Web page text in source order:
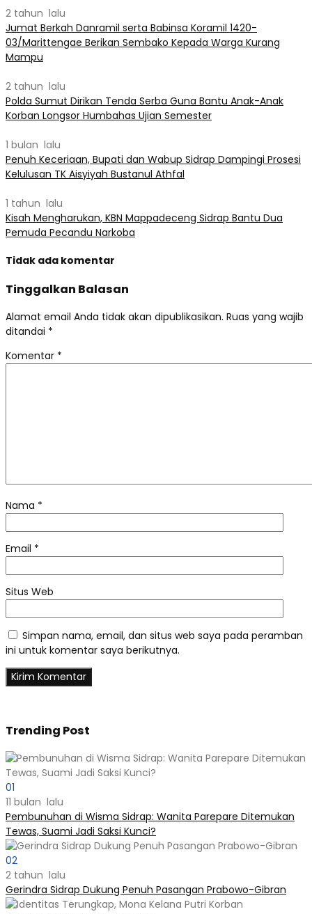
2 tahun lalu
Jumat Berkah Danramil serta Babinsa Koramil 1420-
03/Marittengae Berikan Sembako Kepada Warga Kurang
Mampu
2 tahun lalu
Polda Sumut Dirikan Tenda Serba Guna Bantu Anak-Anak
Korban Longsor Humbahas Ujian Semester
1 bulan lalu
Penuh Keceriaan, Bupati dan Wabup Sidrap Dampingi Prosesi
Kelulusan TK Aisyiyah Bustanul Athfal
1 tahun lalu
Kisah Mengharukan, KBN Mappadeceng Sidrap Bantu Dua
Pemuda Pecandu Narkoba
Tidak ada komentar
Tinggalkan Balasan
Alamat email Anda tidak akan dipublikasikan. Ruas yang wajib
ditandai *
Komentar *
Nama *
Email *
Situs Web
Simpan nama, email, dan situs web saya pada peramban
ini untuk komentar saya berikutnya.
Trending Post
01
11 bulan lalu
Pembunuhan di Wisma Sidrap: Wanita Parepare Ditemukan
Tewas, Suami Jadi Saksi Kunci?
02
2 tahun lalu
Gerindra Sidrap Dukung Penuh Pasangan Prabowo-Gibran